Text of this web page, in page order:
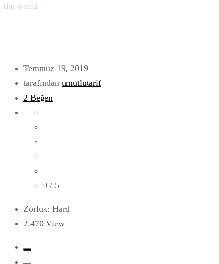
the world
Temmuz 19, 2019
tarafından umutlutarif
2 Beğen
0 / 5
Zorluk: Hard
2.470 View